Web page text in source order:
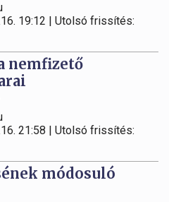
19:12 | Utolsó frissítés:
nemfizető
21:58 | Utolsó frissítés:
módosuló